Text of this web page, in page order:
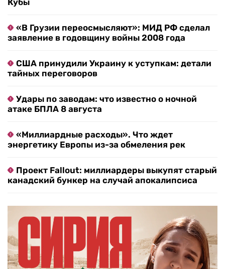
Кубы
«В Грузии переосмысляют»: МИД РФ сделал
заявление в годовщину войны 2008 года
США принудили Украину к уступкам: детали
тайных переговоров
Удары по заводам: что известно о ночной
атаке БПЛА 8 августа
«Миллиардные расходы». Что ждет
энергетику Европы из-за обмеления рек
Проект Fallout: миллиардеры выкупят старый
канадский бункер на случай апокалипсиса